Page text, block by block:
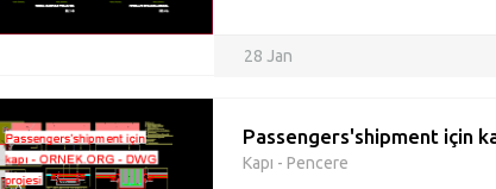
28 Jan
Passengers'shipment için
Kapı - Pencere